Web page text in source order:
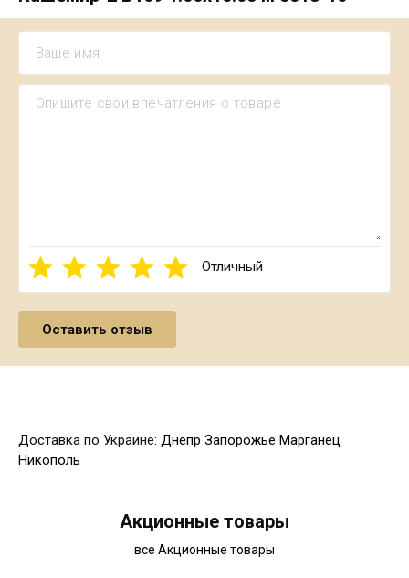
Отличный
Доставка по Украине: Днепр Запорожье Марганец
Никополь
Акционные товары
все Акционные товары